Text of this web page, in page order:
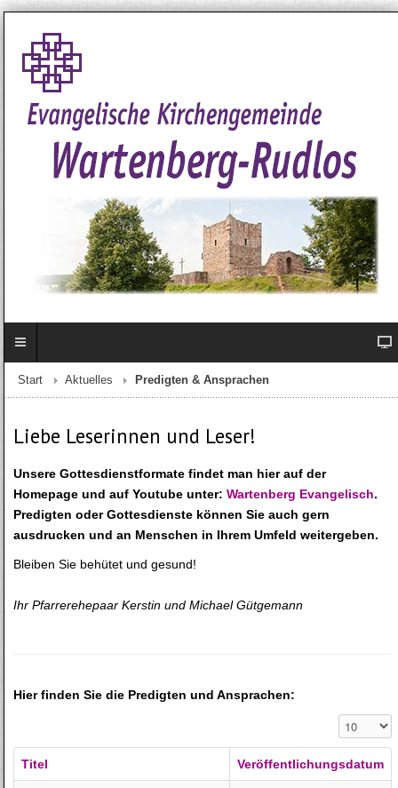
Start Aktuelles Predigten & Ansprachen
Liebe Leserinnen und Leser!
Unsere Gottesdienstformate findet man hier auf der
Homepage und auf Youtube unter:Wartenberg Evangelisch.
Predigten oder Gottesdienste können Sie auch gern
ausdrucken und an Menschen in Ihrem Umfeld weitergeben.
Bleiben Sie behütet und gesund!
Ihr Pfarrerehepaar Kerstin und Michael Gütgemann
Hier finden Sie die Predigten und Ansprachen:
Anzeige #
Titel Veröffentlichungsdatum